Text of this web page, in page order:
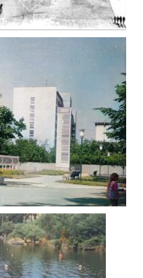
Фото Житомир (1980-1990)
1981
Житомир (1980-1990)